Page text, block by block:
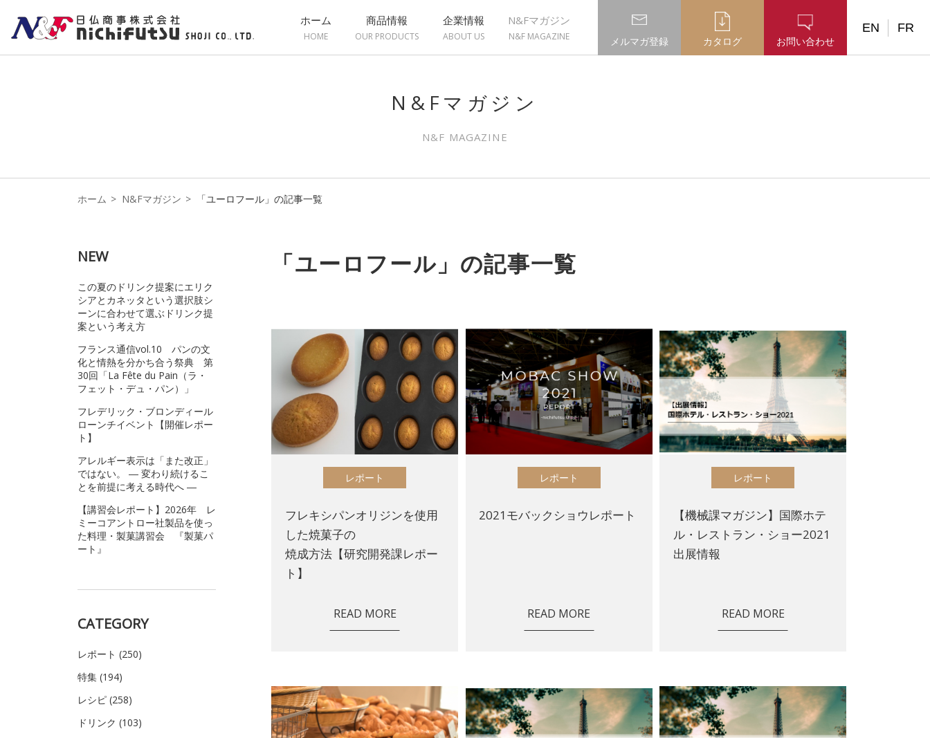
ホーム
HOME
商品情報
OUR PRODUCTS
企業情報
ABOUT US
N&Fマガジン
N&F MAGAZINE メルマガ登録 カタログ お問い合わせ
EN FR
N&Fマガジン
N&F MAGAZINE
ホーム N&Fマガジン 「ユーロフール」の記事一覧
「ユーロフール」の記事一覧
レポート
フレキシパンオリジンを使用
した焼菓子の
焼成方法【研究開発課レポー
ト】
READ MORE
レポート
2021モバックショウレポート
READ MORE
レポート
【機械課マガジン】国際ホテ
ル・レストラン・ショー2021
出展情報
READ MORE
NEW
この夏のドリンク提案にエリク
シアとカネッタという選択肢シ
ーンに合わせて選ぶドリンク提
案という考え方
フランス通信vol.10 パンの文
化と情熱を分かち合う祭典 第
30回「La Fête du Pain（ラ・
フェット・デュ・パン）」
フレデリック・ブロンディール
ローンチイベント【開催レポー
ト】
アレルギー表示は「また改正」
ではない。 ― 変わり続けるこ
とを前提に考える時代へ ―
【講習会レポート】2026年 レ
ミーコアントロー社製品を使っ
た料理・製菓講習会 『製菓パ
ート』
CATEGORY
レポート (250)
特集 (194)
レシピ (258)
ドリンク (103)